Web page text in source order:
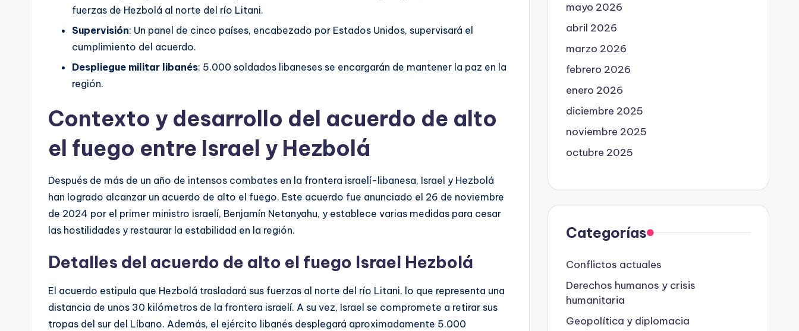
fuerzas de Hezbolá al norte del río Litani.
Supervisión: Un panel de cinco países, encabezado por Estados Unidos, supervisará el
cumplimiento del acuerdo.
Despliegue militar libanés: 5.000 soldados libaneses se encargarán de mantener la paz en la
región.
Contexto y desarrollo del acuerdo de alto
el fuego entre Israel y Hezbolá
Después de más de un año de intensos combates en la frontera israelí-libanesa, Israel y Hezbolá
han logrado alcanzar un acuerdo de alto el fuego. Este acuerdo fue anunciado el 26 de noviembre
de 2024 por el primer ministro israelí, Benjamín Netanyahu, y establece varias medidas para cesar
las hostilidades y restaurar la estabilidad en la región.
Detalles del acuerdo de alto el fuego Israel Hezbolá
El acuerdo estipula que Hezbolá trasladará sus fuerzas al norte del río Litani, lo que representa una
distancia de unos 30 kilómetros de la frontera israelí. A su vez, Israel se compromete a retirar sus
tropas del sur del Líbano. Además, el ejército libanés desplegará aproximadamente 5.000
mayo 2026
abril 2026
marzo 2026
febrero 2026
enero 2026
diciembre 2025
noviembre 2025
octubre 2025
Categorías
Conflictos actuales
Derechos humanos y crisis
humanitaria
Geopolítica y diplomacia